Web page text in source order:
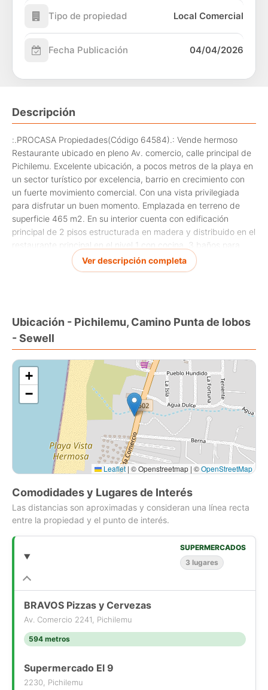
Tipo de propiedad Local Comercial
Fecha Publicación 04/04/2026
Descripción
:.PROCASA Propiedades(Código 64584).: Vende hermoso
Restaurante ubicado en pleno Av. comercio, calle principal de
Pichilemu. Excelente ubicación, a pocos metros de la playa en
un sector turístico por excelencia, barrio en crecimiento con
un fuerte movimiento comercial. Con una vista privilegiada
para disfrutar un buen momento. Emplazada en terreno de
superficie 465 m2. En su interior cuenta con edificación
principal de 2 pisos estructurada en madera y distribuido en el
restaurante principal en el nivel 1 con cocina, 3 baños para
clientes, bodega despensa y salón principal con bar y
comedor interior en una superficie de 102,45 m2 más terraza
64584
Ver descripción completa
Ubicación - Pichilemu, Camino Punta de lobos
- Sewell
+
−
Leaflet | © Openstreetmap | ©OpenStreetMap
Comodidades y Lugares de Interés
Las distancias son aproximadas y consideran una línea recta
entre la propiedad y el punto de interés.
SUPERMERCADOS
3 lugares
BRAVOS Pizzas y Cervezas
Av. Comercio 2241, Pichilemu
594 metros
Supermercado El 9
2230, Pichilemu